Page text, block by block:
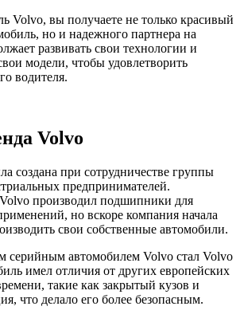
Volvo, вы получаете не только красивый
но и надежного партнера на
развивать свои технологии и
модели, чтобы удовлетворить
водителя.
Volvo
создана при сотрудничестве группы
предпринимателей.
производил подшипники для
но вскоре компания начала
свои собственные автомобили.
серийным автомобилем Volvo стал Volvo
имел отличия от других европейских
такие как закрытый кузов и
что делало его более безопасным.